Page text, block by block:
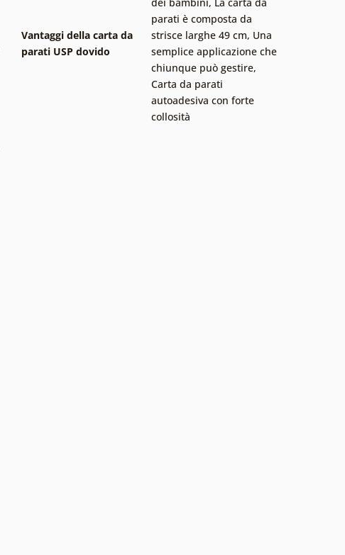
Vantaggi della carta da
parati USP dovido
parati è composta da
strisce larghe 49 cm, Una
semplice applicazione che
chiunque può gestire,
Carta da parati
autoadesiva con forte
collosità